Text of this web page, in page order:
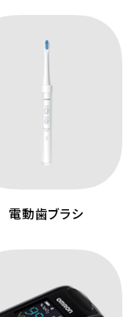
電動歯ブラシ